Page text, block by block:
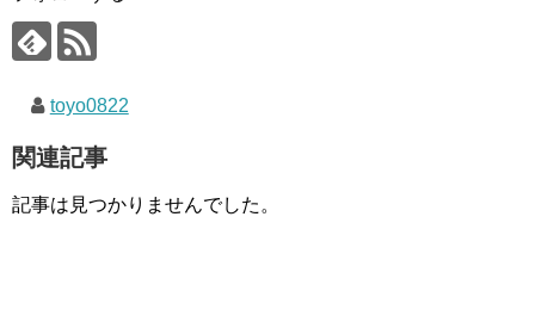
toyo0822
関連記事
記事は見つかりませんでした。